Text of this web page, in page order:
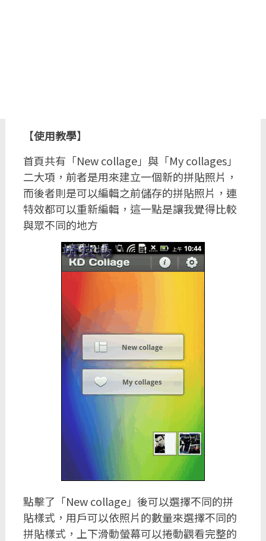
【使用教學】
首頁共有「New collage」與「My collages」
二大項，前者是用來建立一個新的拼貼照片，
而後者則是可以編輯之前儲存的拼貼照片，連
特效都可以重新編輯，這一點是讓我覺得比較
與眾不同的地方
點擊了「New collage」後可以選擇不同的拼
貼樣式，用戶可以依照片的數量來選擇不同的
拼貼樣式，上下滑動螢幕可以捲動觀看完整的